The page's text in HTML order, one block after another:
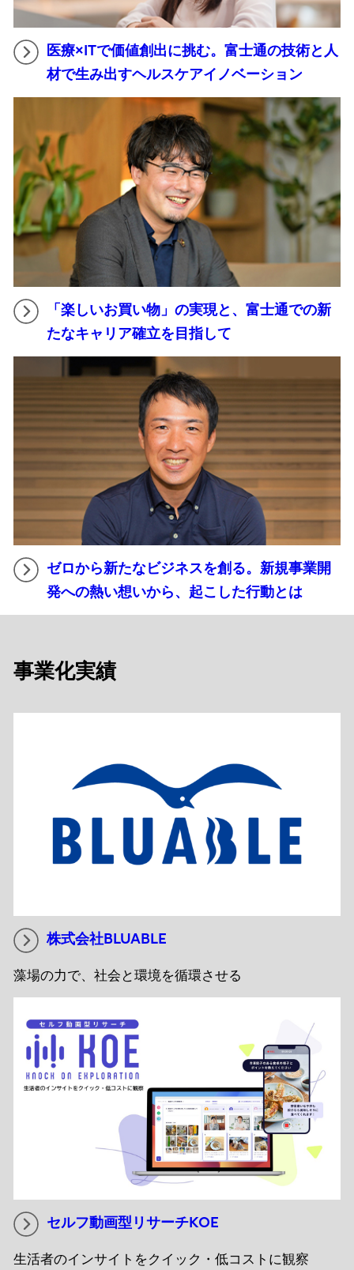
医療×ITで価値創出に挑む。富士通の技術と人
材で生み出すヘルスケアイノベーション
「楽しいお買い物」の実現と、富士通での新
たなキャリア確立を目指して
ゼロから新たなビジネスを創る。新規事業開
発への熱い想いから、起こした行動とは
事業化実績
株式会社BLUABLE
藻場の力で、社会と環境を循環させる
セルフ動画型リサーチKOE
生活者のインサイトをクイック・低コストに観察